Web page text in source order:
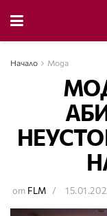
Начало Мода
от FLM